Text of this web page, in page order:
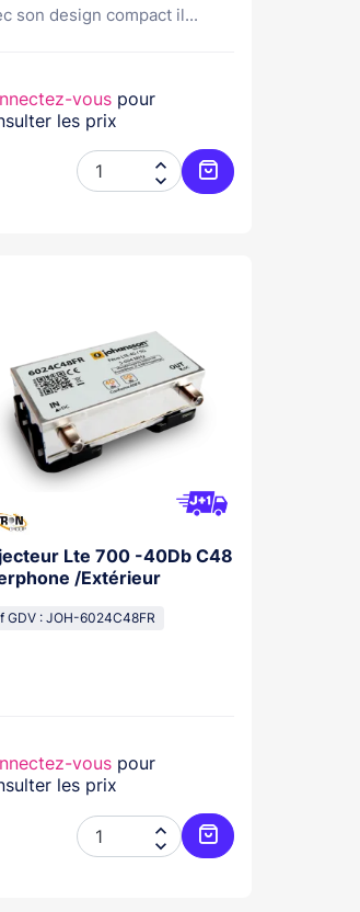
son design compact il...
vous pour
les prix


Ajouter au panier
Lte 700 -40Db C48
/Extérieur
GDV : JOH-6024C48FR
vous pour
les prix


Ajouter au panier